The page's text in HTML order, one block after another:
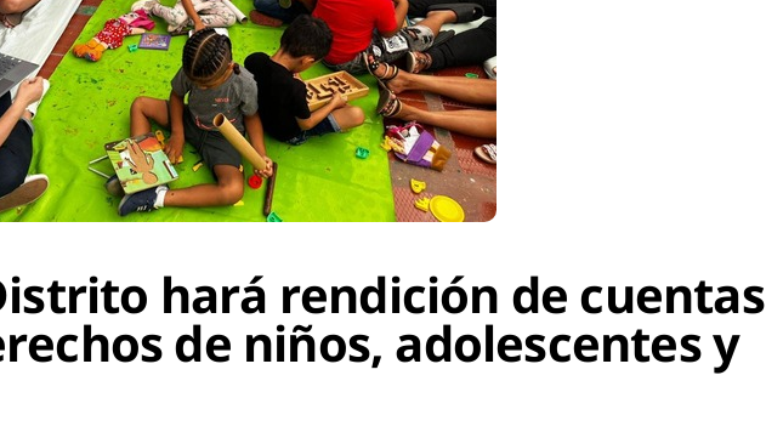
hará rendición de cuentas
de niños, adolescentes y